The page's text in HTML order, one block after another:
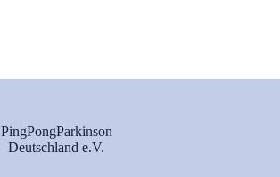
PingPongParkinson
Deutschland e.V.